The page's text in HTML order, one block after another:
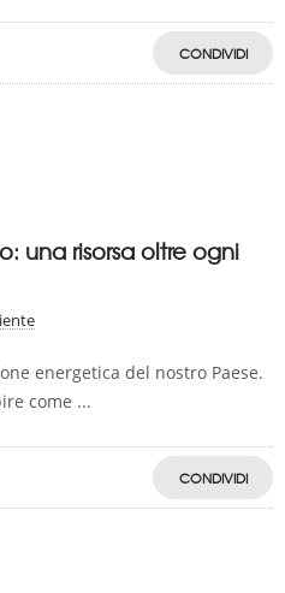
CONDIVIDI
una risorsa oltre ogni
energetica del nostro Paese.
come ...
CONDIVIDI